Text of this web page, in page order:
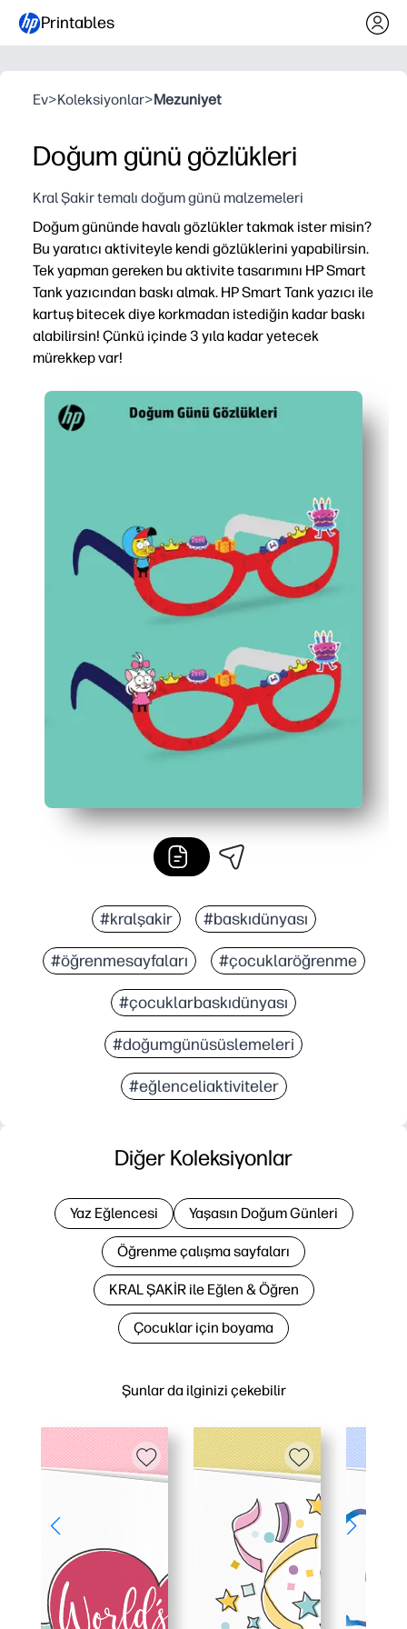
Printables
Ev>Koleksiyonlar>Mezuniyet
Doğum günü gözlükleri
Kral Şakir temalı doğum günü malzemeleri
Doğum gününde havalı gözlükler takmak ister misin?
Bu yaratıcı aktiviteyle kendi gözlüklerini yapabilirsin.
Tek yapman gereken bu aktivite tasarımını HP Smart
Tank yazıcından baskı almak. HP Smart Tank yazıcı ile
kartuş bitecek diye korkmadan istediğin kadar baskı
alabilirsin! Çünkü içinde 3 yıla kadar yetecek
mürekkep var!
#kralşakir #baskıdünyası
#öğrenmesayfaları #çocuklaröğrenme
#çocuklarbaskıdünyası
#doğumgünüsüslemeleri
#eğlenceliaktiviteler
Şunlar da ilginizi çekebilir
Diğer Koleksiyonlar
Yaz Eğlencesi Yaşasın Doğum Günleri
Öğrenme çalışma sayfaları
KRAL ŞAKİR ile Eğlen & Öğren
Çocuklar için boyama